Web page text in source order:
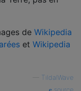
de Wikipedia
et Wikipedia
TildalWave